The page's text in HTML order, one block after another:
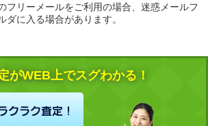
フリーメールをご利用の場合、迷惑メールフ
ダに入る場合があります。
がWEB上でスグわかる！